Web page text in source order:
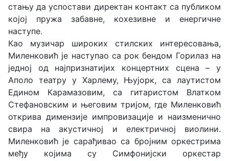
стању да успостави директан контакт са публиком
којој пружа забавне, кохезивне и енергичне
наступе.
Као музичар широких стилских интересовања,
Миленковић је наступао са рок бендом Горилаз на
једној од најпризнатијих концертних сцена – у
Аполо театру у Харлему, Њујорк, са лаутистом
Едином Карамазовим, са гитаристом Влатком
Стефановским и његовим тријом, где Миленковић
открива димензије импровизације и наизменично
свира на акустичној и електричној виолини.
Миленковић је сарађивао са бројним оркестрима
међу којима су Симфонијски оркестар